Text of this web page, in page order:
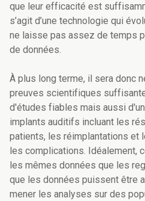
que leur efficacité est
s’agit d’une technologie qui
ne laisse pas assez de temps
de données.
À plus long terme, il sera donc
preuves scientifiques
d'études fiables mais aussi
implants auditifs incluant les
patients, les réimplantations et
les complications. Idéalement,
les mêmes données que les
que les données puissent être
mener les analyses sur des